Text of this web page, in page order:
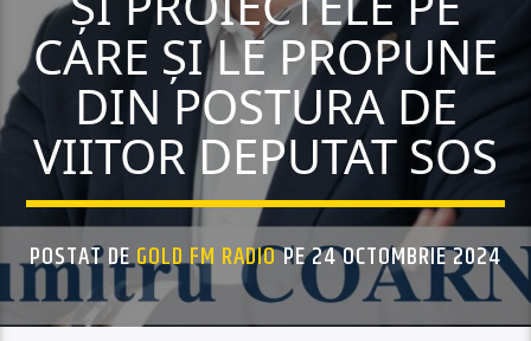
CARE ȘI LE PROPUNE
DIN POSTURA DE
VIITOR DEPUTAT SOS
POSTAT DEGOLD FM RADIOPE 24 OCTOMBRIE 2024